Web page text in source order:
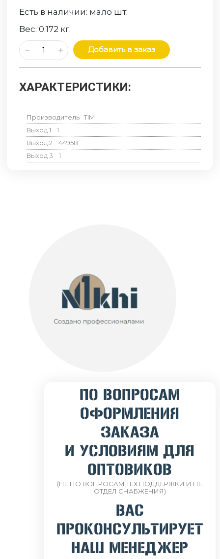
Есть в наличии: мало шт.
Вес:0.172 кг.
Добавить в заказ
ХАРАКТЕРИСТИКИ:
Производитель TIM
Выход 1
1
Выход 2
44958
Выход 3
1
ПО ВОПРОСАМ
ОФОРМЛЕНИЯ
ЗАКАЗА
И УСЛОВИЯМ ДЛЯ
ОПТОВИКОВ
(НЕ ПО ВОПРОСАМ ТЕХ.ПОДДЕРЖКИ И НЕ
ОТДЕЛ СНАБЖЕНИЯ)
ВАС
ПРОКОНСУЛЬТИРУЕТ
НАШ МЕНЕДЖЕР